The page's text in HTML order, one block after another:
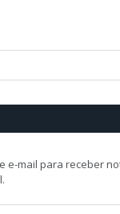
e-mail para receber